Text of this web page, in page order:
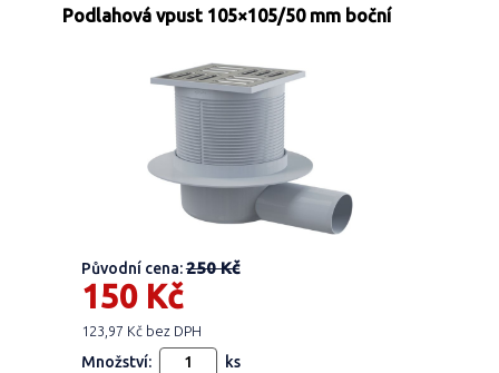
Podlahová vpust 105×105/50 mm boční
Původní cena:250 Kč
150 Kč
123,97 Kč bez DPH
Množství: ks